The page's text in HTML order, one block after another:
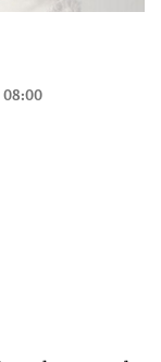
08:00